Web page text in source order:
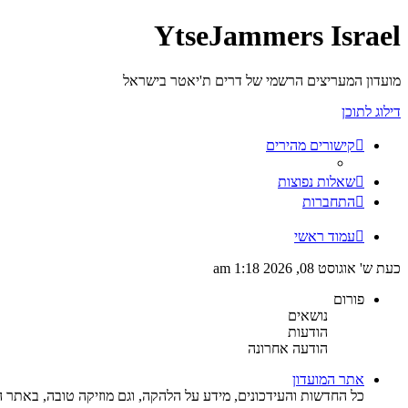
YtseJammers Israel
מועדון המעריצים הרשמי של דרים ת'יאטר בישראל
דילוג לתוכן
קישורים מהירים
שאלות נפוצות
התחברות
עמוד ראשי
כעת ש' אוגוסט 08, 2026 1:18 am
פורום
נושאים
הודעות
הודעה אחרונה
אתר המועדון
כל החדשות והעידכונים, מידע על הלהקה, וגם מוזיקה טובה, באתר